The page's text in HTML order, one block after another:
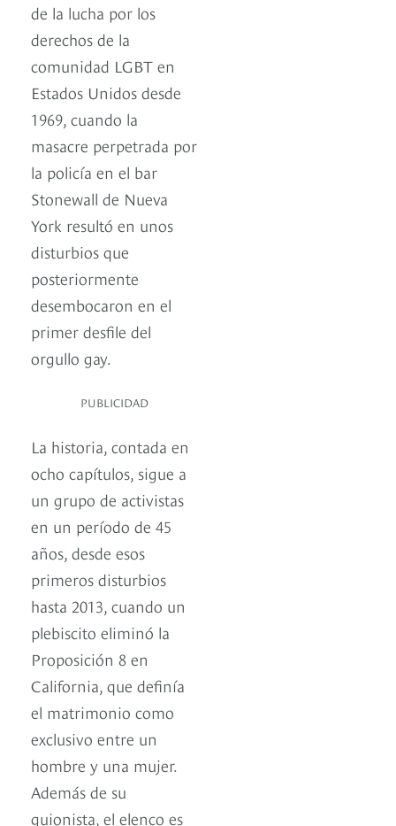
de la lucha por los
derechos de la
comunidad LGBT en
Estados Unidos desde
1969, cuando la
masacre perpetrada por
la policía en el bar
Stonewall de Nueva
York resultó en unos
disturbios que
posteriormente
desembocaron en el
primer desfile del
orgullo gay.
PUBLICIDAD
La historia, contada en
ocho capítulos, sigue a
un grupo de activistas
en un período de 45
años, desde esos
primeros disturbios
hasta 2013, cuando un
plebiscito eliminó la
Proposición 8 en
California, que definía
el matrimonio como
exclusivo entre un
hombre y una mujer.
Además de su
guionista, el elenco es